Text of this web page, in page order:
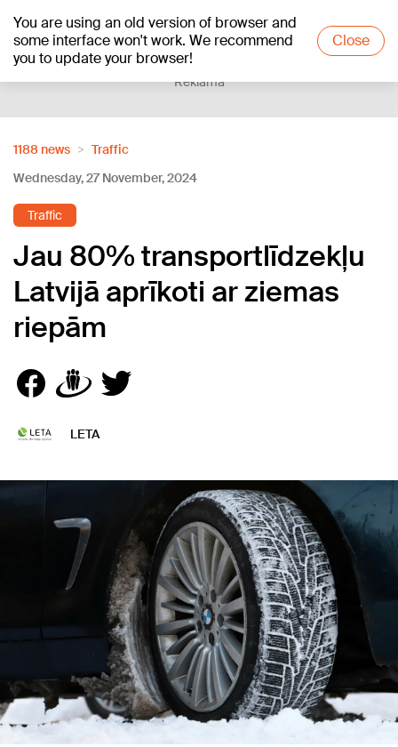
You are using an old version of browser and
some interface won't work. We recommend
you to update your browser!
Close
+15°C
Reklāma
1188 news
Traffic
Wednesday, 27 November, 2024
Traffic
Jau 80% transportlīdzekļu
Latvijā aprīkoti ar ziemas
riepām
LETA